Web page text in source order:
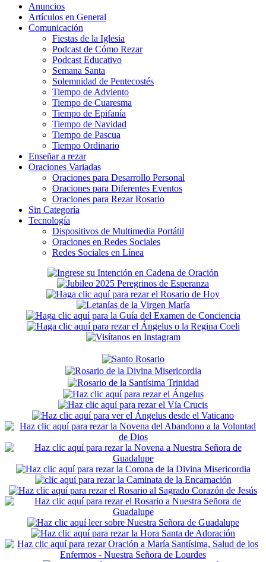
Anuncios
Artículos en General
Comunicación
Fiestas de la Iglesia
Podcast de Cómo Rezar
Podcast Educativo
Semana Santa
Solemnidad de Pentecostés
Tiempo de Adviento
Tiempo de Cuaresma
Tiempo de Epifanía
Tiempo de Navidad
Tiempo de Pascua
Tiempo Ordinario
Enseñar a rezar
Oraciones Variadas
Oraciones para Desarrollo Personal
Oraciones para Diferentes Eventos
Oraciones para Rezar Rosario
Sin Categoría
Tecnología
Dispositivos de Multimedia Portátil
Oraciones en Redes Sociales
Redes Sociales en Línea
Secondary
Sidebar